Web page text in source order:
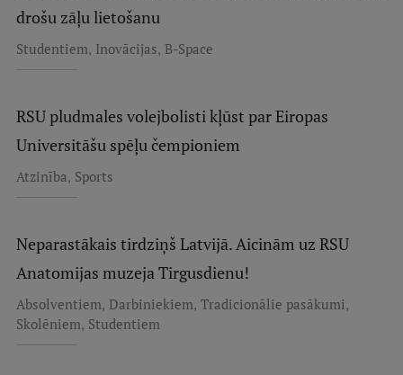
drošu zāļu lietošanu
Studentiem, Inovācijas, B-Space
RSU pludmales volejbolisti kļūst par Eiropas
Universitāšu spēļu čempioniem
Atzinība, Sports
Neparastākais tirdziņš Latvijā. Aicinām uz RSU
Anatomijas muzeja Tirgusdienu!
Absolventiem, Darbiniekiem, Tradicionālie pasākumi,
Skolēniem, Studentiem